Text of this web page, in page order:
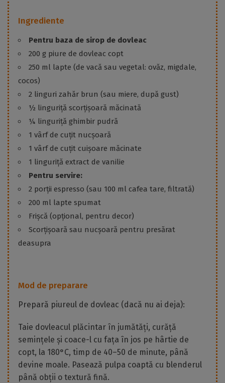
Ingrediente
Pentru baza de sirop de dovleac
200 g piure de dovleac copt
250 ml lapte (de vacă sau vegetal: ovăz, migdale,
cocos)
2 linguri zahăr brun (sau miere, după gust)
½ linguriță scorțișoară măcinată
¼ linguriță ghimbir pudră
1 vârf de cuțit nucșoară
1 vârf de cuțit cuișoare măcinate
1 linguriță extract de vanilie
Pentru servire:
2 porții espresso (sau 100 ml cafea tare, filtrată)
200 ml lapte spumat
Frișcă (opțional, pentru decor)
Scorțișoară sau nucșoară pentru presărat
deasupra
Mod de preparare
Prepară piureul de dovleac (dacă nu ai deja):
Taie dovleacul plăcintar în jumătăți, curăță
semințele și coace-l cu fața în jos pe hârtie de
copt, la 180°C, timp de 40–50 de minute, până
devine moale. Pasează pulpa coaptă cu blenderul
până obții o textură fină.